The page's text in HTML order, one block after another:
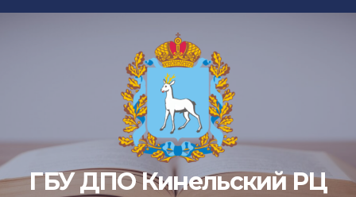
Перейти
ГБУ ДПО Кинельский РЦ